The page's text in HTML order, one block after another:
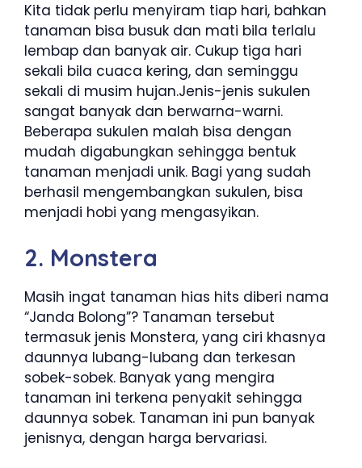
Kita tidak perlu menyiram tiap hari, bahkan
tanaman bisa busuk dan mati bila terlalu
lembap dan banyak air. Cukup tiga hari
sekali bila cuaca kering, dan seminggu
sekali di musim hujan.Jenis-jenis sukulen
sangat banyak dan berwarna-warni.
Beberapa sukulen malah bisa dengan
mudah digabungkan sehingga bentuk
tanaman menjadi unik. Bagi yang sudah
berhasil mengembangkan sukulen, bisa
menjadi hobi yang mengasyikan.
2. Monstera
Masih ingat tanaman hias hits diberi nama
“Janda Bolong”? Tanaman tersebut
termasuk jenis Monstera, yang ciri khasnya
daunnya lubang-lubang dan terkesan
sobek-sobek. Banyak yang mengira
tanaman ini terkena penyakit sehingga
daunnya sobek. Tanaman ini pun banyak
jenisnya, dengan harga bervariasi.